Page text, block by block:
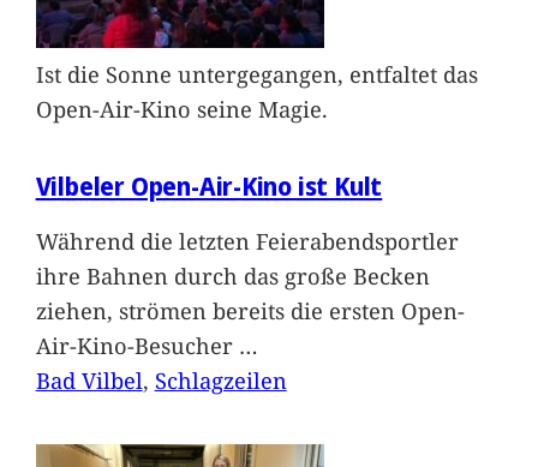
Ist die Sonne untergegangen, entfaltet das
Open-Air-Kino seine Magie.
Vilbeler Open-Air-Kino ist Kult
Während die letzten Feierabendsportler
ihre Bahnen durch das große Becken
ziehen, strömen bereits die ersten Open-
Air-Kino-Besucher …
Bad Vilbel, Schlagzeilen